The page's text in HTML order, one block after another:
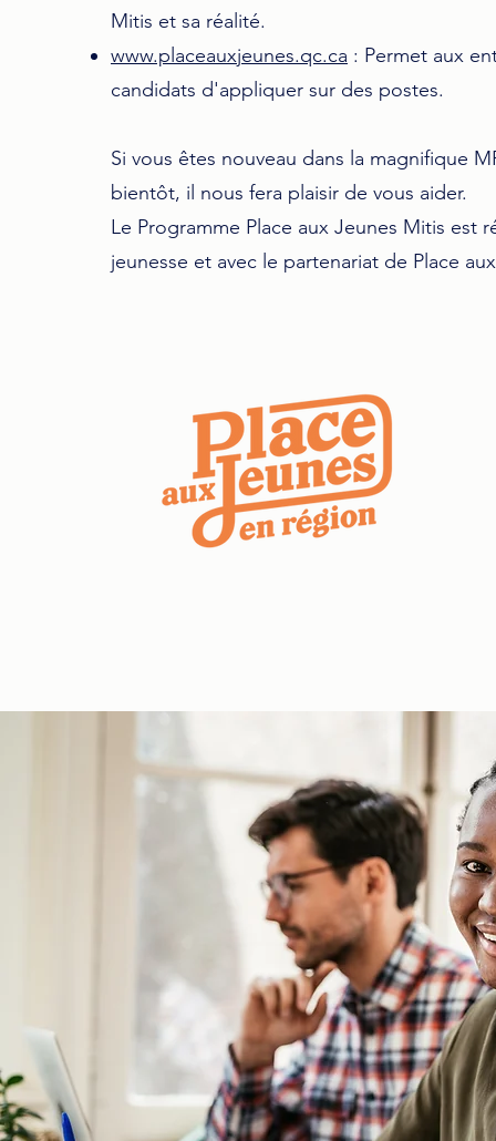
Mitis et sa réalité.
www.placeauxjeunes.qc.ca : Permet aux
candidats d'appliquer sur des postes.
Si vous êtes nouveau dans la magnifique
bientôt, il nous fera plaisir de vous aider.
Le Programme Place aux Jeunes Mitis est
jeunesse et avec le partenariat de Place